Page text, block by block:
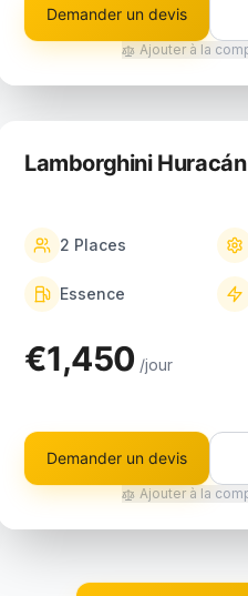
Demander un devis
Ajouter à la
Lamborghini Huracán
2 Places
Essence
€1,450 /jour
Demander un devis
Ajouter à la